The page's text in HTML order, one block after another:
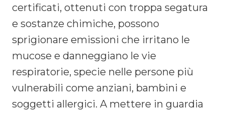
certificati, ottenuti con troppa segatura
e sostanze chimiche, possono
sprigionare emissioni che irritano le
mucose e danneggiano le vie
respiratorie, specie nelle persone più
vulnerabili come anziani, bambini e
soggetti allergici. A mettere in guardia